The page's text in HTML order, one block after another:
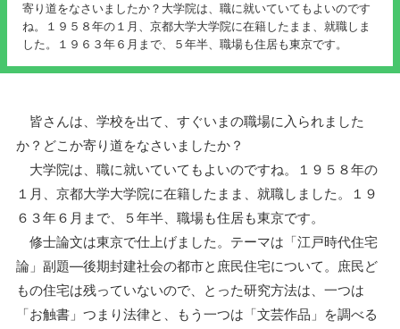
寄り道をなさいましたか？大学院は、職に就いていてもよいのです
ね。１９５８年の１月、京都大学大学院に在籍したまま、就職しま
した。１９６３年６月まで、５年半、職場も住居も東京です。
皆さんは、学校を出て、すぐいまの職場に入られました
か？どこか寄り道をなさいましたか？
大学院は、職に就いていてもよいのですね。１９５８年の
１月、京都大学大学院に在籍したまま、就職しました。１９
６３年６月まで、５年半、職場も住居も東京です。
修士論文は東京で仕上げました。テーマは「江戸時代住宅
論」副題―後期封建社会の都市と庶民住宅について。庶民ど
もの住宅は残っていないので、とった研究方法は、一つは
「お触書」つまり法律と、もう一つは「文芸作品」を調べる